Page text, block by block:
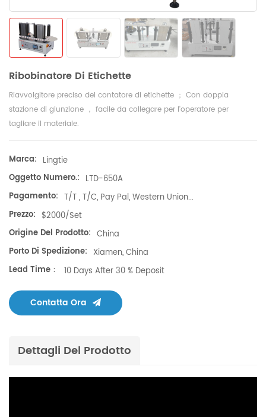
Ribobinatore Di Etichette
Riavvolgitore preciso del contatore di etichette ； Con doppia
stazione di giunzione ， facile da collegare per l'operatore per
tagliare il materiale.
Marca: Lingtie
Oggetto Numero.: LTD-650A
Pagamento: T/T , T/C, Pay Pal, Western Union...
Prezzo: $2000/set
Origine Del Prodotto: China
Porto Di Spedizione: Xiamen, China
Lead Time：
10 Days After 30 % Deposit
Contatta Ora
Dettagli Del Prodotto